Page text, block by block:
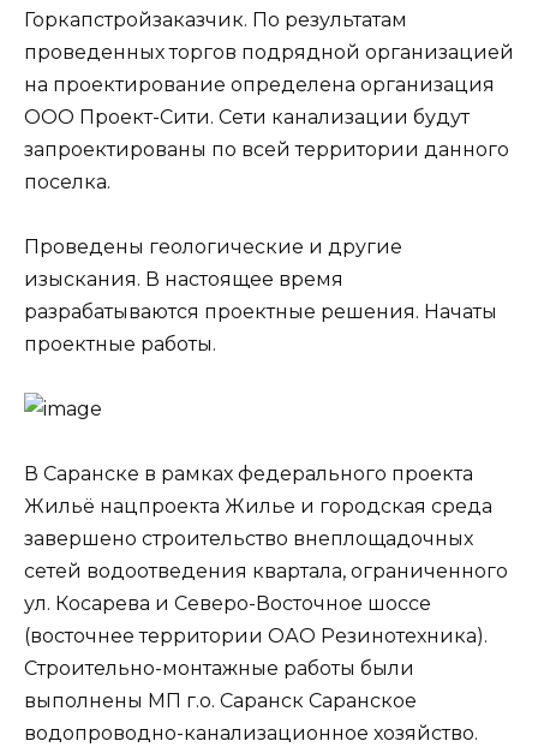
Горкапстройзаказчик. По результатам
проведенных торгов подрядной организацией
на проектирование определена организация
ООО Проект-Сити. Сети канализации будут
запроектированы по всей территории данного
поселка.
Проведены геологические и другие
изыскания. В настоящее время
разрабатываются проектные решения. Начаты
проектные работы.
В Саранске в рамках федерального проекта
Жильё нацпроекта Жилье и городская среда
завершено строительство внеплощадочных
сетей водоотведения квартала, ограниченного
ул. Косарева и Северо-Восточное шоссе
(восточнее территории ОАО Резинотехника).
Строительно-монтажные работы были
выполнены МП г.о. Саранск Саранское
водопроводно-канализационное хозяйство.